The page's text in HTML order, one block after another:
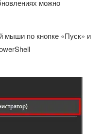
можно
мыши по кнопке «Пуск» и